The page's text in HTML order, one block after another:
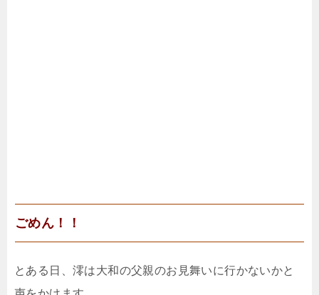
ごめん！！
とある日、澪は大和の父親のお見舞いに行かないかと